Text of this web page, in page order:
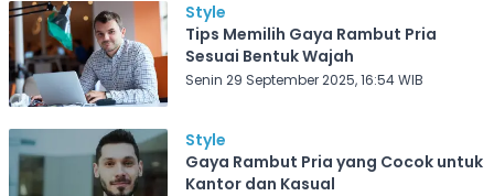
Style
Tips Memilih Gaya Rambut Pria
Sesuai Bentuk Wajah
Senin 29 September 2025, 16:54 WIB
Style
Gaya Rambut Pria yang Cocok untuk
Kantor dan Kasual